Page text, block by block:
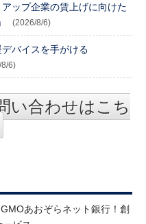
アップ企業の賃上げに向けた
(2026/8/6)
バイスを手がける
6)
い合わせはこち
あおぞらネット銀行！創